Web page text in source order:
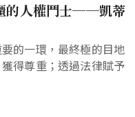
的人權鬥士──凱蒂
的一環，最終極的目地
得尊重；透過法律賦予